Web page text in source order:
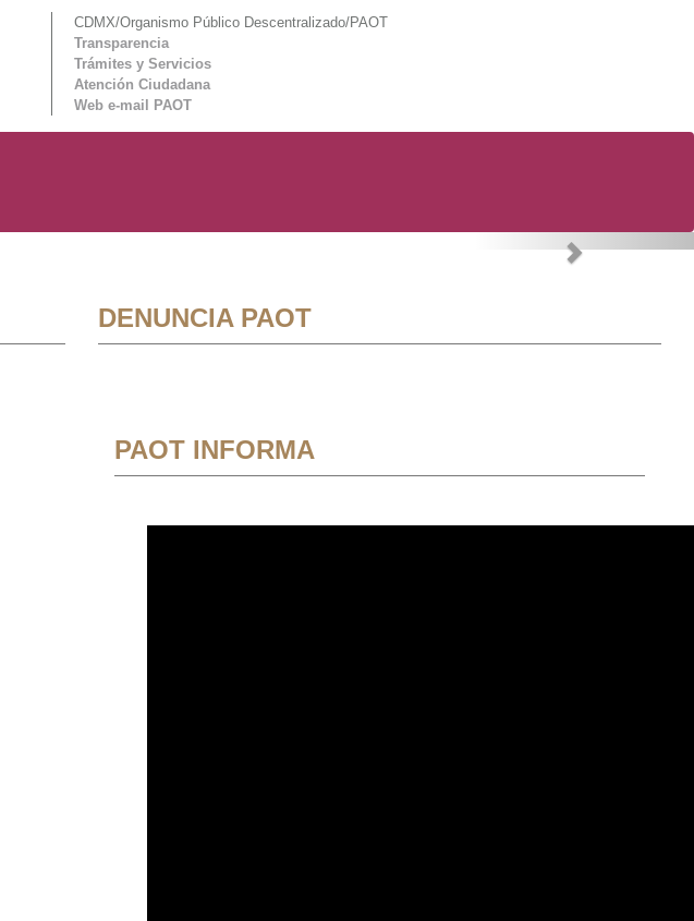
CDMX/Organismo Público Descentralizado/PAOT
Transparencia
Trámites y Servicios
Atención Ciudadana
Web e-mail PAOT
Next
DENUNCIA PAOT
PAOT INFORMA